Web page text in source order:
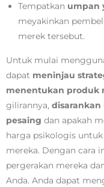
Tempatkan umpan
meyakinkan
merek tersebut.
Untuk mulai
dapat meninjau
menentukan produk
gilirannya,
pesaing dan apakah
harga psikologis
mereka. Dengan cara
pergerakan mereka
Anda. Anda dapat